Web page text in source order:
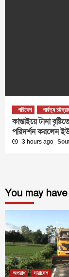
পরিবেশ পার্বত্য
কাপ্তাইয়ে টানা
পরিদর্শন করলেন
3 hours ago
You may
অপরাধ সারাদেশ